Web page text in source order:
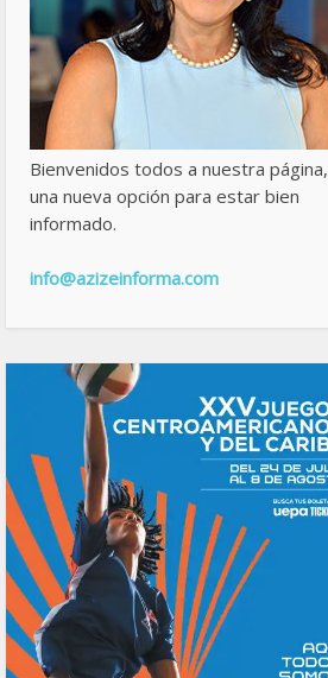
Bienvenidos todos a nuestra página,
una nueva opción para estar bien
informado.
info@azizeinforma.com